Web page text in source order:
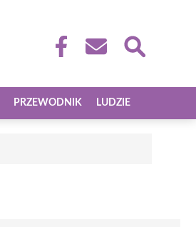
PRZEWODNIK LUDZIE